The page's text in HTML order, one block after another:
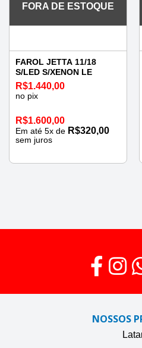
FORA DE ESTOQUE
FAROL JETTA 11/18
S/LED S/XENON LE
R$1.440,00
no pix
R$1.600,00
Em até 5x de R$320,00
sem juros
NOSSOS